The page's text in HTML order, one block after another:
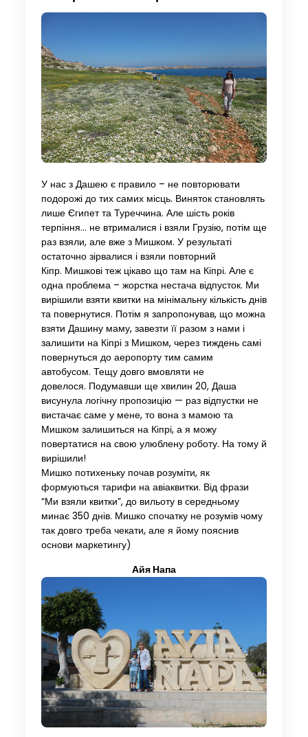
У нас з Дашею є правило – не повторювати
подорожі до тих самих місць. Виняток становлять
лише Єгипет та Туреччина. Але шість років
терпіння… не втрималися і взяли Грузію, потім ще
раз взяли, але вже з Мишком. У результаті
остаточно зірвалися і взяли повторний
Кіпр. Мишкові теж цікаво що там на Кіпрі. Але є
одна проблема – жорстка нестача відпусток. Ми
вирішили взяти квитки на мінімальну кількість днів
та повернутися. Потім я запропонував, що можна
взяти Дашину маму, завезти її разом з нами і
залишити на Кіпрі з Мишком, через тиждень самі
повернуться до аеропорту тим самим
автобусом. Тещу довго вмовляти не
довелося. Подумавши ще хвилин 20, Даша
висунула логічну пропозицію — раз відпустки не
вистачає саме у мене, то вона з мамою та
Мишком залишиться на Кіпрі, а я можу
повертатися на свою улюблену роботу. На тому й
вирішили!
Мишко потихеньку почав розуміти, як
формуються тарифи на авіаквитки. Від фрази
“Ми взяли квитки”, до вильоту в середньому
минає 350 днів. Мишко спочатку не розумів чому
так довго треба чекати, але я йому пояснив
основи маркетингу)
Айя Напа